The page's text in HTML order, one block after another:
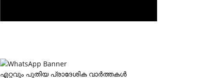
എറ്റവും പുതിയ പ്രാദേശിക വാര്‍ത്തകള്‍